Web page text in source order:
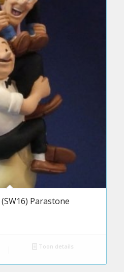
Parastone
Toon details